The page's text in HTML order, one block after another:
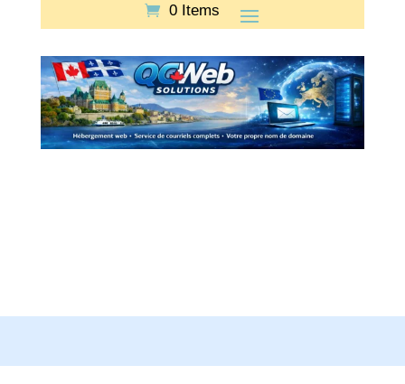
0 Items